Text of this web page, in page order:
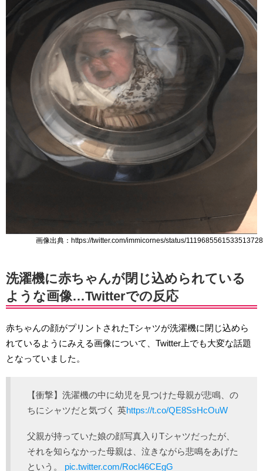
画像出典：https://twitter.com/immicornes/status/1119685561533513728
洗濯機に赤ちゃんが閉じ込められている
ような画像…Twitterでの反応
赤ちゃんの顔がプリントされたTシャツが洗濯機に閉じ込めら
れているようにみえる画像について、Twitter上でも大変な話題
となっていました。
【衝撃】洗濯機の中に幼児を見つけた母親が悲鳴、の
ちにシャツだと気づく 英https://t.co/QE8SsHcOuW
父親が持っていた娘の顔写真入りTシャツだったが、
それを知らなかった母親は、泣きながら悲鳴をあげた
という。 pic.twitter.com/Rocl46CEgG